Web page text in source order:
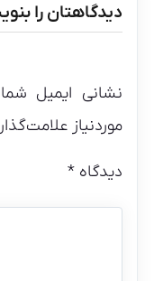
دیدگاهتان را
نشانی ایمیل
موردنیاز
دیدگاه*